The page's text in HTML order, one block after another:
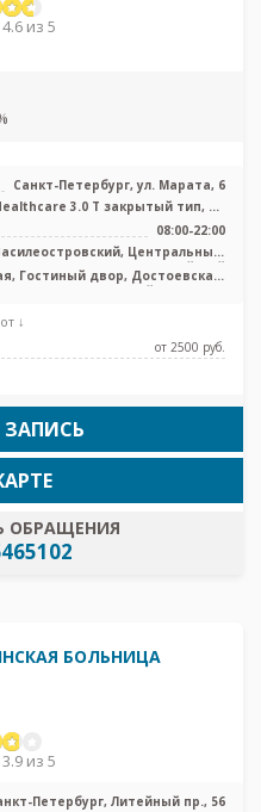
из 5
Санкт-Петербург, ул. Марата, 6
3.0 T закрытый тип, КТ
Philips Ingenuity 128 срезов, ...
08:00-22:00
Центральный,
Адмиралтейский
Гостиный двор, Достоевская,
Лиговский проспект,
↓
от 2500 pуб.
ОБРАЩЕНИЯ
БОЛЬНИЦА
из 5
Петербург, Литейный пр., 56